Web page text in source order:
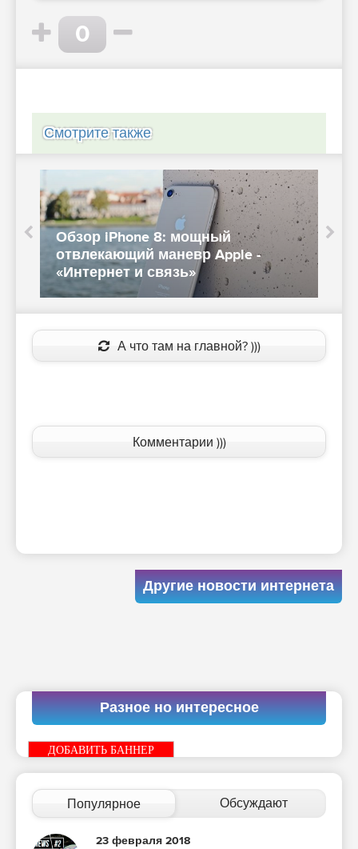
0
Смотрите также
Обзор iPhone 8: мощный
отвлекающий маневр Apple -
«Интернет и связь»
А что там на главной? )))
Комментарии )))
Другие новости интернета
Разное но интересное
ДОБАВИТЬ БАННЕР
Популярное Обсуждают
23 февраля 2018